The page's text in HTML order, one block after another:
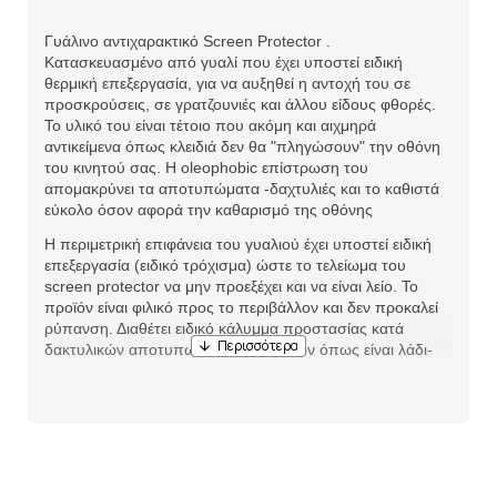
Γυάλινο αντιχαρακτικό Screen Protector .
Κατασκευασμένο από γυαλί που έχει υποστεί ειδική
θερμική επεξεργασία, για να αυξηθεί η αντοχή του σε
προσκρούσεις, σε γρατζουνιές και άλλου είδους φθορές.
Το υλικό του είναι τέτοιο που ακόμη και αιχμηρά
αντικείμενα όπως κλειδιά δεν θα "πληγώσουν" την οθόνη
του κινητού σας. Η oleophobic επίστρωση του
απομακρύνει τα αποτυπώματα -δαχτυλιές και το καθιστά
εύκολο όσον αφορά την καθαρισμό της οθόνης
Η περιμετρική επιφάνεια του γυαλιού έχει υποστεί ειδική
επεξεργασία (ειδικό τρόχισμα) ώστε το τελείωμα του
screen protector να μην προεξέχει και να είναι λείο. Το
προϊόν είναι φιλικό προς το περιβάλλον και δεν προκαλεί
ρύπανση. Διαθέτει ειδικό κάλυμμα προστασίας κατά
δακτυλικών αποτυπωμάτων και υγρών όπως είναι λάδι-